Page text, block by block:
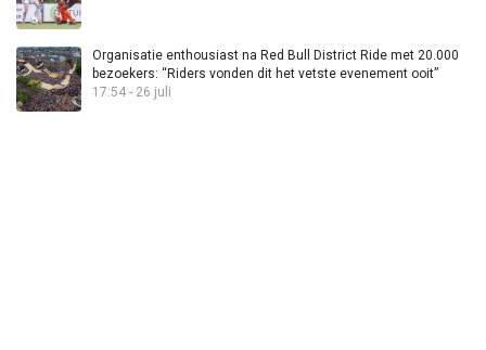
Organisatie enthousiast na Red Bull District Ride met 20.000
bezoekers: “Riders vonden dit het vetste evenement ooit”
17:54 - 26 juli